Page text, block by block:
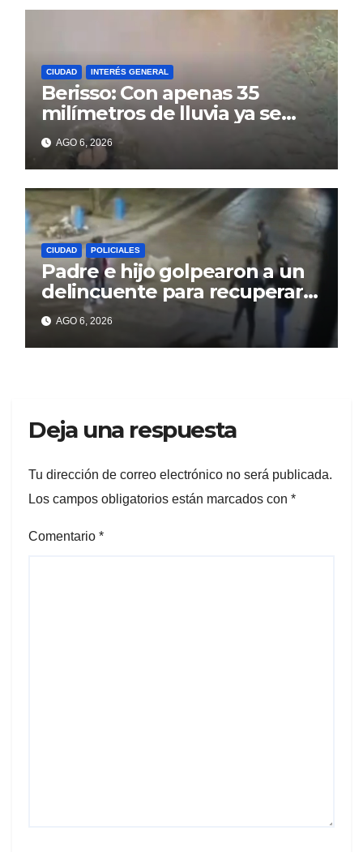
CIUDAD INTERÉS GENERAL
Berisso: Con apenas 35
milímetros de lluvia ya se
sienten los problemas
AGO 6, 2026
CIUDAD POLICIALES
Padre e hijo golpearon a un
delincuente para recuperar
un celular robado en Berisso
AGO 6, 2026
Deja una respuesta
Tu dirección de correo electrónico no será publicada.
Los campos obligatorios están marcados con *
Comentario *